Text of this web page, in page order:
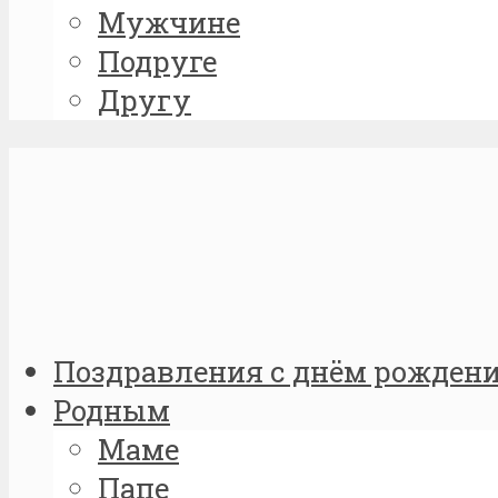
Мужчине
Подруге
Другу
Поздравления с днём
Родным
Маме
Папе